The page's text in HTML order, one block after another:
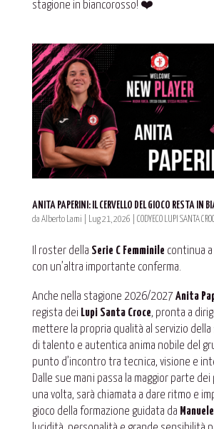
stagione in biancorosso! ❤️
ANITA PAPERINI: IL CERVELLO DEL GIOCO RESTA IN
da Alberto Lami Lug 21, 2026 CODYECO LUPI SANTA
Il roster della Serie C Femminile continua
con un’altra importante conferma.
Anche nella stagione 2026/2027Anita
regista dei Lupi Santa Croce, pronta a
mettere la propria qualità al servizio della
di talento e autentica anima nobile del
punto d’incontro tra tecnica, visione e
Dalle sue mani passa la maggior parte dei
una volta, sarà chiamata a dare ritmo e
gioco della formazione guidata da